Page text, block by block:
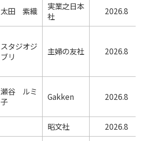
太田 紫織
実業之日本
社
2026.8
スタジオジ
ブリ
主婦の友社 2026.8
瀬谷 ルミ
子
Gakken 2026.8
昭文社 2026.8